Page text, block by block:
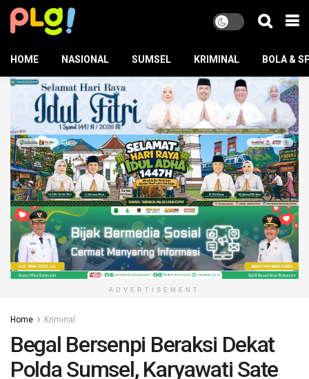
HOME NASIONAL SUMSEL KRIMINAL BOLA &
ADVERTISEMENT
Home Kriminal
Begal Bersenpi Beraksi Dekat
Polda Sumsel, Karyawati Sate